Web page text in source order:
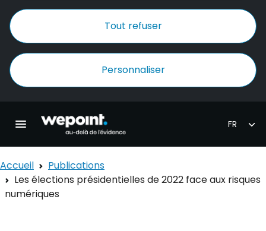
Tout refuser
Personnaliser
Ouvrir la navigation principale
Accueil
Publications
Les élections présidentielles de 2022 face aux risques
numériques